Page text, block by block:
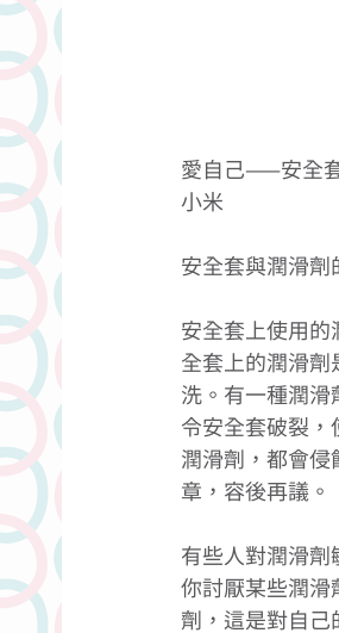
愛自己——安全
小米
安全套與潤滑劑
安全套上使用
全套上的潤滑
洗。有一種潤
令安全套破裂
潤滑劑，都會
章，容後再議。
有些人對潤滑
你討厭某些潤滑
劑，這是對自己